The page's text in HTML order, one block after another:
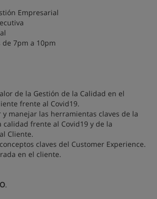
Empresarial
de 7pm a 10pm
de la Gestión de la Calidad en el
frente al Covid19.
y manejar las herramientas claves de la
calidad frente al Covid19 y de la
Cliente.
claves del Customer Experience.
en el cliente.
.